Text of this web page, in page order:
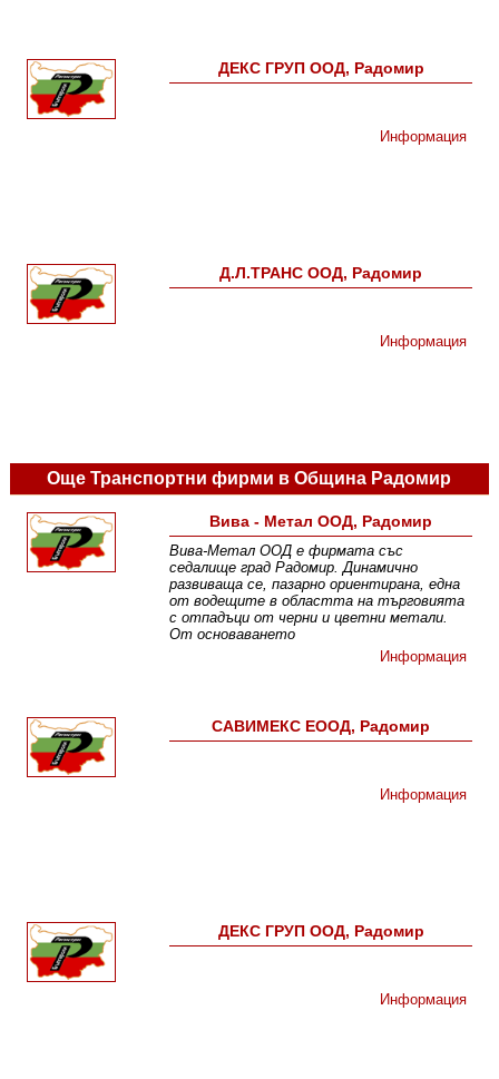
ДЕКС ГРУП ООД, Радомир
Информация
Д.Л.ТРАНС ООД, Радомир
Информация
Още Транспортни фирми в Община Радомир
Вива - Метал ООД, Радомир
Вива-Метал ООД e фирмата със
седалище град Радомир. Динамично
развиваща се, пазарно ориентирана, една
от водещите в областта на търговията
с отпадъци от черни и цветни метали.
От основаването
Информация
САВИМЕКС ЕООД, Радомир
Информация
ДЕКС ГРУП ООД, Радомир
Информация